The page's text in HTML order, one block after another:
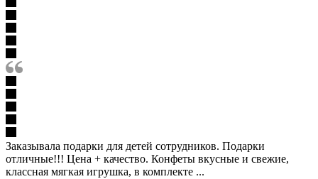
Заказывала подарки для детей сотрудников. Подарки
отличные!!! Цена + качество. Конфеты вкусные и свежие,
классная мягкая игрушка, в комплекте ...